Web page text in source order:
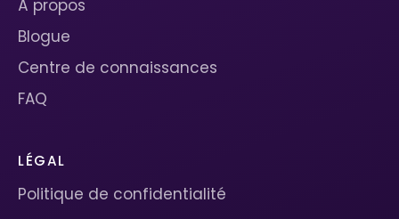
À propos
Blogue
Centre de connaissances
FAQ
LÉGAL
Politique de confidentialité